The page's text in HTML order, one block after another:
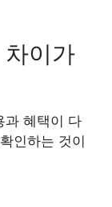
이가
과 혜택이 다
인하는 것이